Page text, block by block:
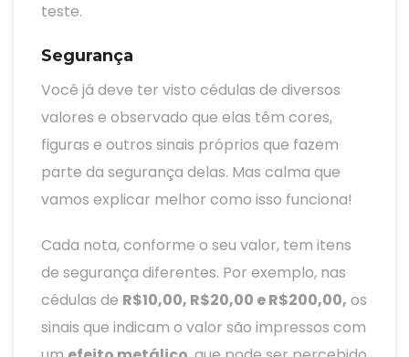
teste.
Segurança
Você já deve ter visto cédulas de diversos
valores e observado que elas têm cores,
figuras e outros sinais próprios que fazem
parte da segurança delas. Mas calma que
vamos explicar melhor como isso funciona!
Cada nota, conforme o seu valor, tem itens
de segurança diferentes. Por exemplo, nas
cédulas de R$10,00, R$20,00 e R$200,00, os
sinais que indicam o valor são impressos com